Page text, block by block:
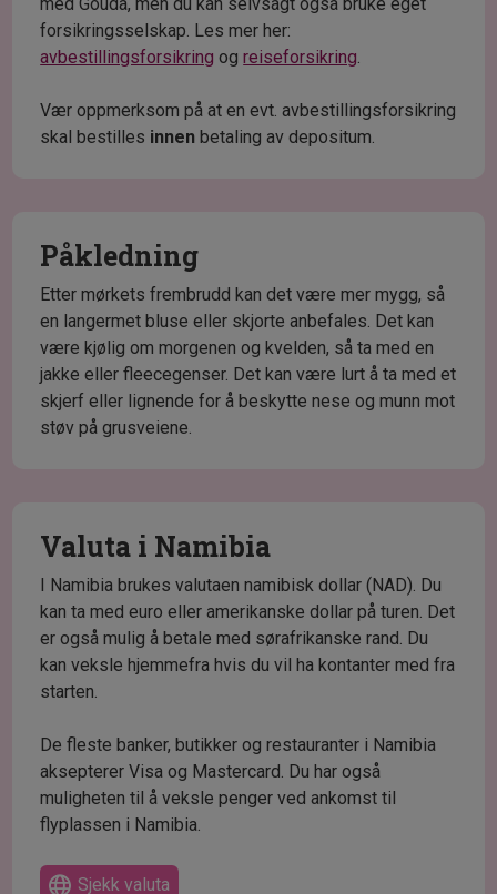
forsikringsselskap. Les mer her:
avbestillingsforsikring ogreiseforsikring
Vær oppmerksom på at en evt. avbestillingsforsikring
skal bestilles innen betaling av depositum.
Påkledning
Etter mørkets frembrudd kan det være mer mygg, så
en langermet bluse eller skjorte anbefales. Det kan
være kjølig om morgenen og kvelden, så ta med en
jakke eller fleecegenser. Det kan være lurt å ta med et
skjerf eller lignende for å beskytte nese og munn mot
støv på grusveiene.
Valuta i Namibia
I Namibia brukes valutaen namibisk dollar (NAD). Du
kan ta med euro eller amerikanske dollar på turen. Det
er også mulig å betale med sørafrikanske rand. Du
kan veksle hjemmefra hvis du vil ha kontanter med fra
starten.
De fleste banker, butikker og restauranter i Namibia
aksepterer Visa og Mastercard. Du har også
muligheten til å veksle penger ved ankomst til
flyplassen i Namibia.
Sjekk valuta